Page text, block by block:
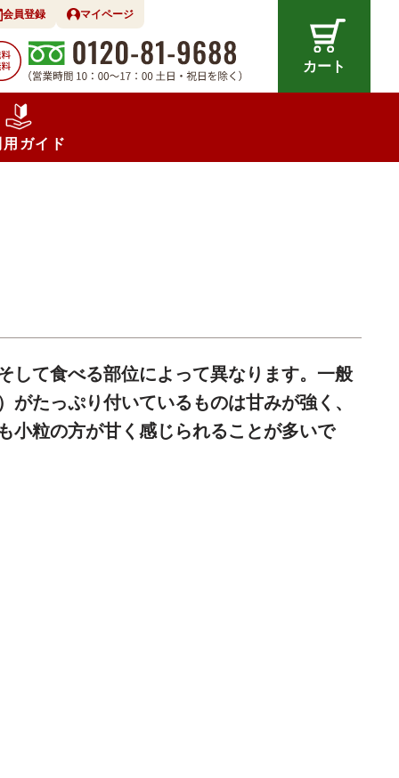
会員登録 マイページ
カート
用ガイド
して食べる部位によって異なります。一般
たっぷり付いているものは甘みが強く、
小粒の方が甘く感じられることが多いで